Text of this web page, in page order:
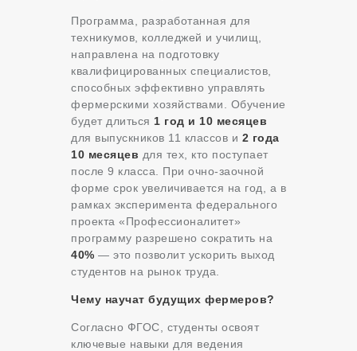
Программа, разработанная для
техникумов, колледжей и училищ,
направлена на подготовку
квалифицированных специалистов,
способных эффективно управлять
фермерскими хозяйствами. Обучение
будет длиться 1 год и 10 месяцев
для выпускников 11 классов и 2 года
10 месяцев для тех, кто поступает
после 9 класса. При очно-заочной
форме срок увеличивается на год, а в
рамках эксперимента федерального
проекта «Профессионалитет»
программу разрешено сократить на
40% — это позволит ускорить выход
студентов на рынок труда.
Чему научат будущих фермеров?
Согласно ФГОС, студенты освоят
ключевые навыки для ведения